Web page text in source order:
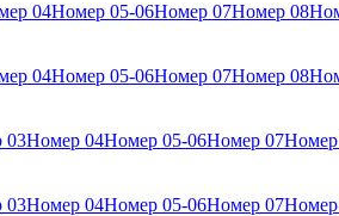
04Номер 05-06Номер 07Номер 08
04Номер 05-06Номер 07Номер 08
03Номер 04Номер 05-06Номер 07
03Номер 04Номер 05-06Номер 07